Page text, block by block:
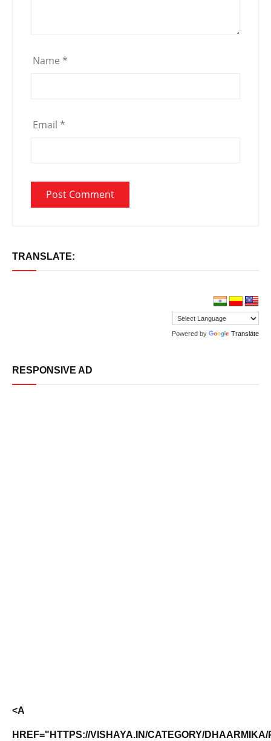
Name *
Email *
TRANSLATE:
Powered by Translate
RESPONSIVE AD
<A
HREF="HTTPS://VISHAYA.IN/CATEGORY/DHAARMIKA/